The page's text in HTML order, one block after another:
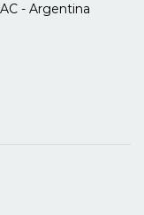
- Argentina